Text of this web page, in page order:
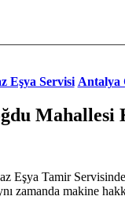
Eşya Servisi Antalya
Mahallesi
Eşya Tamir
zamanda makine